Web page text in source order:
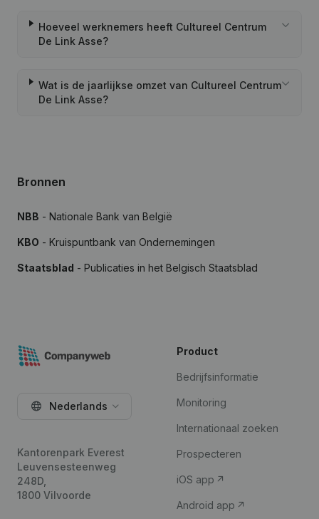
Hoeveel werknemers heeft Cultureel Centrum
De Link Asse?
Wat is de jaarlijkse omzet van Cultureel Centrum
De Link Asse?
Bronnen
NBB - Nationale Bank van België
KBO - Kruispuntbank van Ondernemingen
Staatsblad - Publicaties in het Belgisch Staatsblad
Nederlands
Kantorenpark Everest
Leuvensesteenweg
248D,
1800 Vilvoorde
Product
Bedrijfsinformatie
Monitoring
Internationaal zoeken
Prospecteren
iOS app
Android app